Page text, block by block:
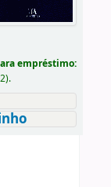
empréstimo: